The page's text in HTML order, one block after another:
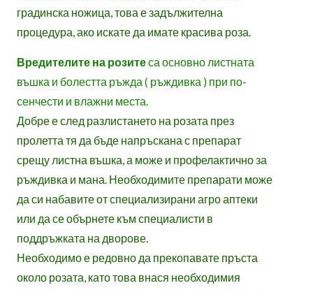
градинска ножица, това е задължителна
процедура, ако искате да имате красива роза.
Вредителите на розитеса основно листната
въшка и болестта ръжда ( ръждивка ) при по-
сенчести и влажни места.
Добре е след разлистането на розата през
пролетта тя да бъде напръскана с препарат
срещу листна въшка, а може и профелактично за
ръждивка и мана. Необходимите препарати може
да си набавите от специализирани агро аптеки
или да се обърнете към специалисти в
поддръжката на дворове.
Необходимо е редовно да прекопавате пръста
около розата, като това внася необходимия